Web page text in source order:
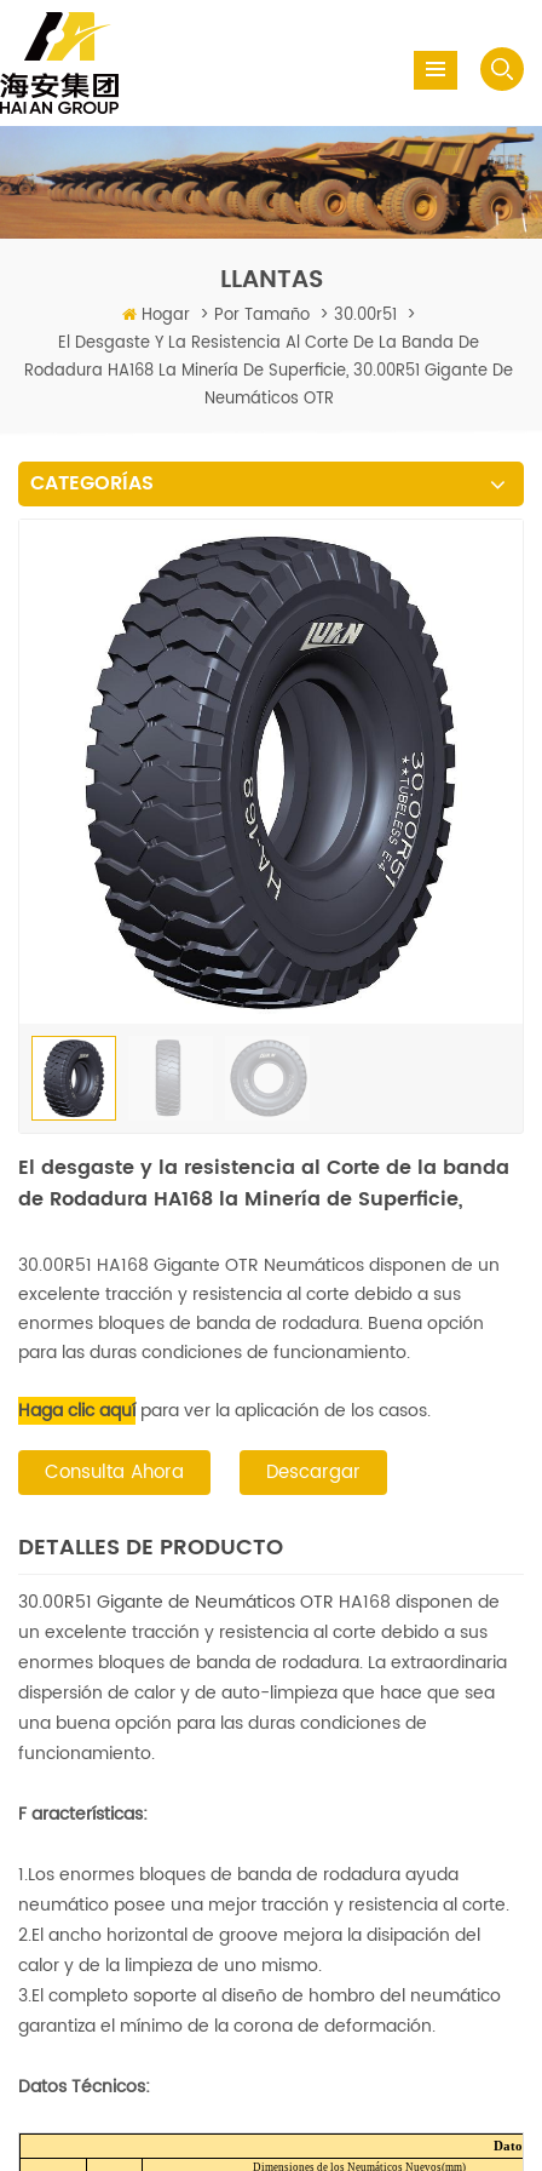
LLANTAS
Hogar > Por Tamaño > 30.00r51 >
El Desgaste Y La Resistencia Al Corte De La Banda De
Rodadura HA168 La Minería De Superficie, 30.00R51 Gigante De
Neumáticos OTR
CATEGORÍAS
El desgaste y la resistencia al Corte de la banda
de Rodadura HA168 la Minería de Superficie,
30.00R51 HA168 Gigante OTR Neumáticos disponen de un
excelente tracción y resistencia al corte debido a sus
enormes bloques de banda de rodadura. Buena opción
para las duras condiciones de funcionamiento.
Haga clic aquípara ver la aplicación de los casos.
Consulta Ahora Descargar
DETALLES DE PRODUCTO
30.00R51 Gigante de Neumáticos OTR HA168 disponen de
un excelente tracción y resistencia al corte debido a sus
enormes bloques de banda de rodadura. La extraordinaria
dispersión de calor y de auto-limpieza que hace que sea
una buena opción para las duras condiciones de
funcionamiento.
Faracterísticas:
1.Los enormes bloques de banda de rodadura ayuda
neumático posee una mejor tracción y resistencia al corte.
2.El ancho horizontal de groove mejora la disipación del
calor y de la limpieza de uno mismo.
3.El completo soporte al diseño de hombro del neumático
garantiza el mínimo de la corona de deformación.
Datos Técnicos:
Datos
Dimensiones de los Neumáticos Nuevos(mm)